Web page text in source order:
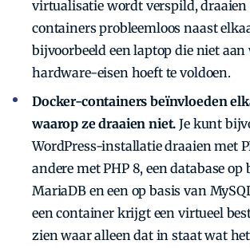
virtualisatie wordt verspild, draaien
containers probleemloos naast
bijvoorbeeld een laptop die niet
hardware-eisen hoeft te voldoen.
Docker-containers beïnvloeden
waarop ze draaien niet. Je kunt
WordPress-installatie draaien met
andere met PHP 8, een database op
Maria­DB en een op basis van
een container krijgt een virtueel
zien waar alleen dat in staat wat